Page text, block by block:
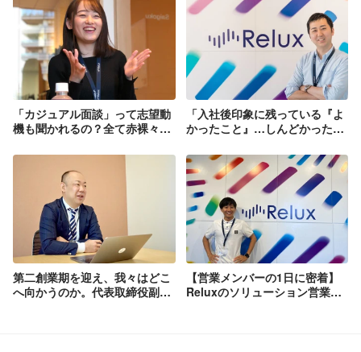
「カジュアル面談」って志望動
機も聞かれるの？全て赤裸々に
ュアル面談
「入社後印象に残っている『よ
かったこと』…しんどかったこ
のメンバーとして、Reluxと共
に歩んだ7年間。
第二創業期を迎え、我々はどこ
へ向かうのか。代表取締役副社
【営業メンバーの1日に密着】
Reluxのソリューション営業っ